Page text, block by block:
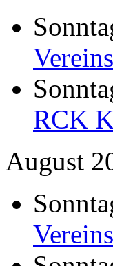
RCK
August